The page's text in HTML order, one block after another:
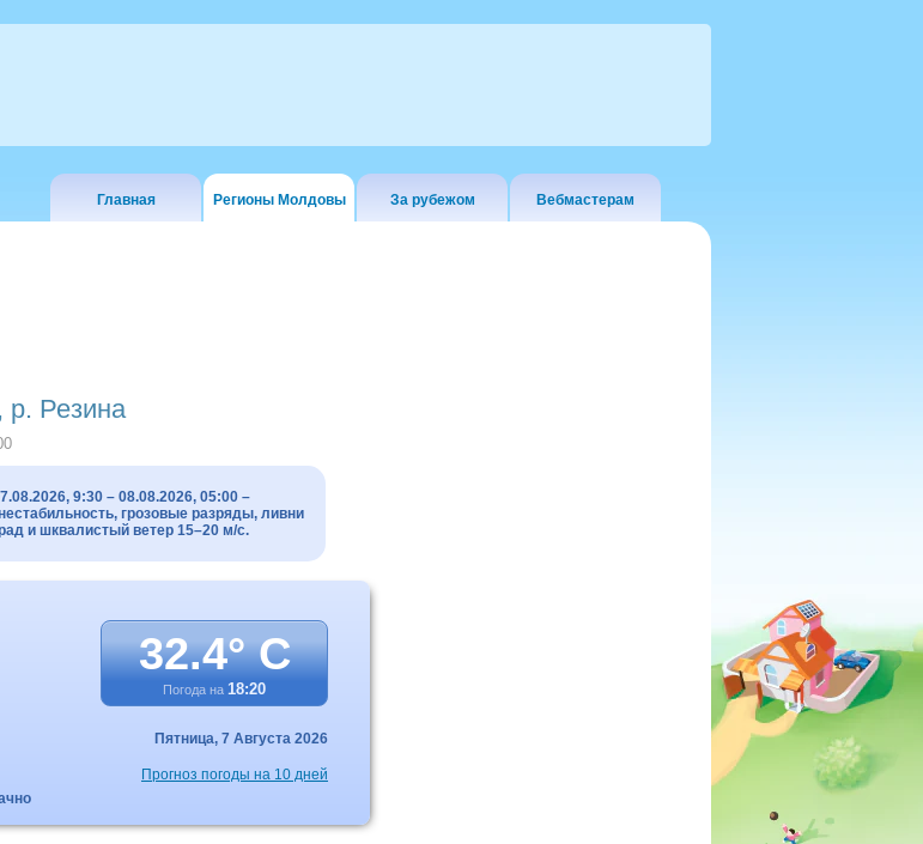
Главная Регионы Молдовы За рубежом Вебмастерам
р. Резина
9:30 – 08.08.2026, 05:00 –
грозовые разряды, ливни
и шквалистый ветер 15–20 м/с.
32.4° C
Погода на 18:20
Пятница, 7 Августа 2026
Прогноз погоды на 10 дней